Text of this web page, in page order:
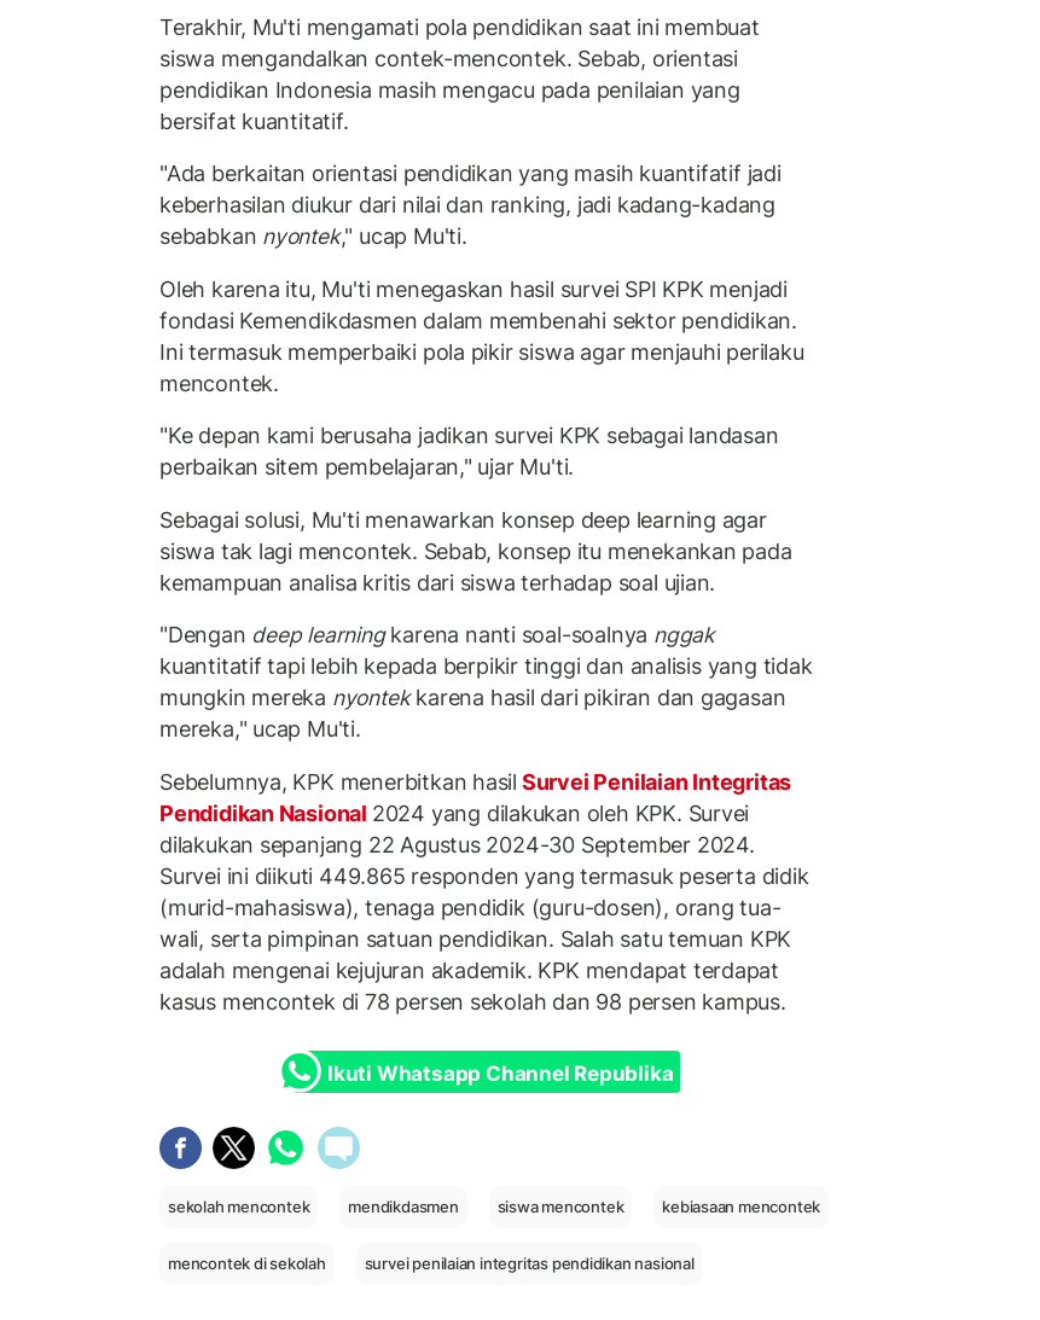
Terakhir, Mu'ti mengamati pola pendidikan saat ini membuat
siswa mengandalkan contek-mencontek. Sebab, orientasi
pendidikan Indonesia masih mengacu pada penilaian yang
bersifat kuantitatif.
"Ada berkaitan orientasi pendidikan yang masih kuantifatif jadi
keberhasilan diukur dari nilai dan ranking, jadi kadang-kadang
sebabkan nyontek," ucap Mu'ti.
Oleh karena itu, Mu'ti menegaskan hasil survei SPI KPK menjadi
fondasi Kemendikdasmen dalam membenahi sektor pendidikan.
Ini termasuk memperbaiki pola pikir siswa agar menjauhi perilaku
mencontek.
"Ke depan kami berusaha jadikan survei KPK sebagai landasan
perbaikan sitem pembelajaran," ujar Mu'ti.
Sebagai solusi, Mu'ti menawarkan konsep deep learning agar
siswa tak lagi mencontek. Sebab, konsep itu menekankan pada
kemampuan analisa kritis dari siswa terhadap soal ujian.
"Dengan deep learningkarena nanti soal-soalnya nggak
kuantitatif tapi lebih kepada berpikir tinggi dan analisis yang tidak
mungkin mereka nyontekkarena hasil dari pikiran dan gagasan
mereka," ucap Mu'ti.
Sebelumnya, KPK menerbitkan hasil Survei Penilaian Integritas
Pendidikan Nasional 2024 yang dilakukan oleh KPK. Survei
dilakukan sepanjang 22 Agustus 2024-30 September 2024.
Survei ini diikuti 449.865 responden yang termasuk peserta didik
(murid-mahasiswa), tenaga pendidik (guru-dosen), orang tua-
wali, serta pimpinan satuan pendidikan. Salah satu temuan KPK
adalah mengenai kejujuran akademik. KPK mendapat terdapat
kasus mencontek di 78 persen sekolah dan 98 persen kampus.
Ikuti Whatsapp Channel Republika
sekolah mencontek mendikdasmen siswa mencontek kebiasaan mencontek
mencontek di sekolah survei penilaian integritas pendidikan nasional